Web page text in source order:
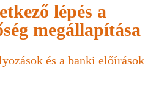
lépés a
megállapítása
és a banki előírások